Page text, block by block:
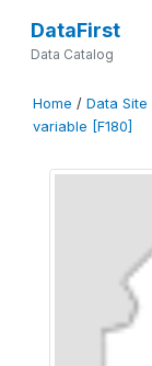
DataFirst
Data Catalog
Home / Data Site
variable [F180]